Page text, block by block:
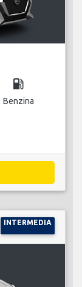
local_gas_station
Benzina
INTERMEDIA